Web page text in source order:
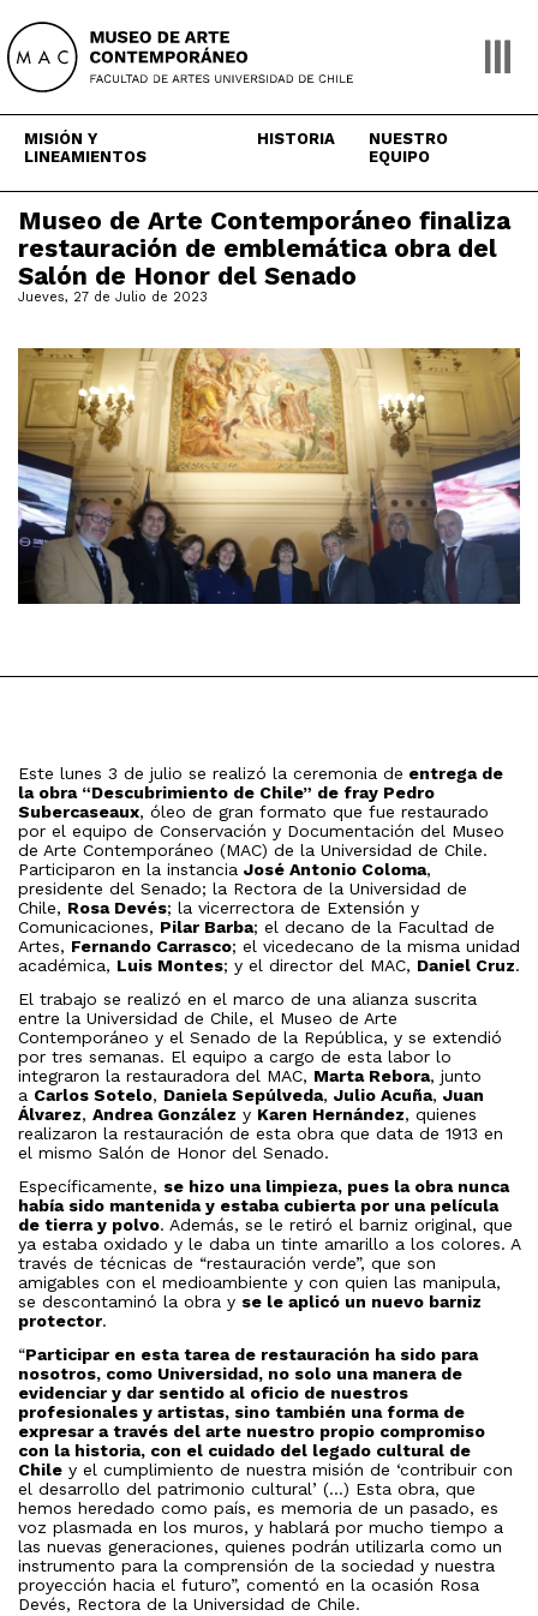
content
MISIÓN Y
LINEAMIENTOS
HISTORIA
NUESTRO
EQUIPO
Museo de Arte Contemporáneo finaliza
restauración de emblemática obra del
Salón de Honor del Senado
Jueves, 27 de Julio de 2023
Este lunes 3 de julio se realizó la ceremonia de entrega de
la obra “Descubrimiento de Chile” de fray Pedro
Subercaseaux, óleo de gran formato que fue restaurado
por el equipo de Conservación y Documentación del Museo
de Arte Contemporáneo (MAC) de la Universidad de Chile.
Participaron en la instancia José Antonio Coloma,
presidente del Senado; la Rectora de la Universidad de
Chile, Rosa Devés; la vicerrectora de Extensión y
Comunicaciones, Pilar Barba; el decano de la Facultad de
Artes, Fernando Carrasco; el vicedecano de la misma unidad
académica, Luis Montes; y el director del MAC, Daniel Cruz.
El trabajo se realizó en el marco de una alianza suscrita
entre la Universidad de Chile, el Museo de Arte
Contemporáneo y el Senado de la República, y se extendió
por tres semanas. El equipo a cargo de esta labor lo
integraron la restauradora del MAC, Marta Rebora, junto
a Carlos Sotelo, Daniela Sepúlveda, Julio Acuña, Juan
Álvarez, Andrea González y Karen Hernández, quienes
realizaron la restauración de esta obra que data de 1913 en
el mismo Salón de Honor del Senado.
Específicamente, se hizo una limpieza, pues la obra nunca
había sido mantenida y estaba cubierta por una película
de tierra y polvo. Además, se le retiró el barniz original, que
ya estaba oxidado y le daba un tinte amarillo a los colores. A
través de técnicas de “restauración verde”, que son
amigables con el medioambiente y con quien las manipula,
se descontaminó la obra y se le aplicó un nuevo barniz
protector.
“Participar en esta tarea de restauración ha sido para
nosotros, como Universidad, no solo una manera de
evidenciar y dar sentido al oficio de nuestros
profesionales y artistas, sino también una forma de
expresar a través del arte nuestro propio compromiso
con la historia, con el cuidado del legado cultural de
Chile y el cumplimiento de nuestra misión de ‘contribuir con
el desarrollo del patrimonio cultural’ (…) Esta obra, que
hemos heredado como país, es memoria de un pasado, es
voz plasmada en los muros, y hablará por mucho tiempo a
las nuevas generaciones, quienes podrán utilizarla como un
instrumento para la comprensión de la sociedad y nuestra
proyección hacia el futuro”, comentó en la ocasión Rosa
Devés, Rectora de la Universidad de Chile.